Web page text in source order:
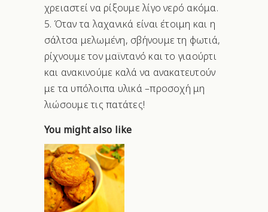
χρειαστεί να ρίξουμε λίγο νερό ακόμα.
Όταν τα λαχανικά είναι έτοιμη και η
σάλτσα μελωμένη, σβήνουμε τη φωτιά,
ρίχνουμε τον μαϊντανό και το γιαούρτι
και ανακινούμε καλά να ανακατευτούν
με τα υπόλοιπα υλικά –προσοχή μη
λιώσουμε τις πατάτες!
You might also like